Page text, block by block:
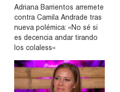
Adriana Barrientos arremete
contra Camila Andrade tras
nueva polémica: «No sé si
es decencia andar tirando
los colaless»